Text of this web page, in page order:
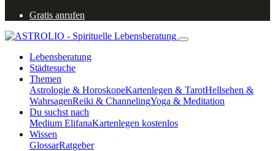
Gratis anrufen
Lebensberatung
Städtesuche
Themen
Astrologie & HoroskopeKartenlegen & TarotHellsehen &
WahrsagenReiki & ChannelingYoga & Meditation
Du suchst nach
Medium ElifanaKartenlegen kostenlos
Wissen
GlossarRatgeber